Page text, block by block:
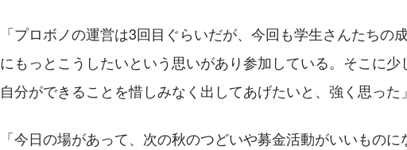
「プロボノの運営は3回目ぐらいだが、今回も学生さんたちの
にもっとこうしたいという思いがあり参加している。そこに少
自分ができることを惜しみなく出してあげたいと、強く思った」
「今日の場があって、次の秋のつどいや募金活動がいいもの